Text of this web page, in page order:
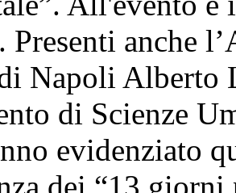
anche
Napoli Alberto
di Scienze
evidenziato
dei “13